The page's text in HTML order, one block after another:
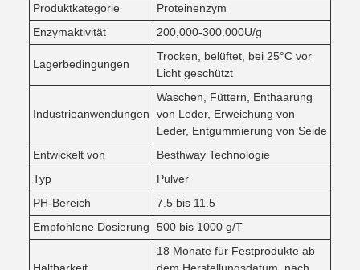
Produktkategorie
Proteinenzym
Enzymaktivität
200,000-300.000U/g
Lagerbedingungen
Trocken, belüftet, bei 25°C vor
Licht geschützt
Industrieanwendungen
Waschen, Füttern, Enthaarung
von Leder, Erweichung von
Leder, Entgummierung von Seide
Entwickelt von
Besthway Technologie
Typ
Pulver
PH-Bereich
7.5 bis 11.5
Empfohlene Dosierung
500 bis 1000 g/T
18 Monate für Festprodukte ab